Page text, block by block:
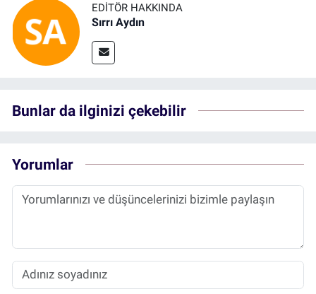
EDITÖR HAKKINDA
Sırrı Aydın
Bunlar da ilginizi çekebilir
Yorumlar